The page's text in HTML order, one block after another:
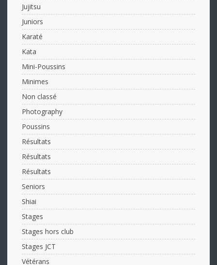
Jujitsu
Juniors
Karaté
Kata
Mini-Poussins
Minimes
Non classé
Photography
Poussins
Résultats
Résultats
Résultats
Seniors
Shiai
Stages
Stages hors club
Stages JCT
Vétérans